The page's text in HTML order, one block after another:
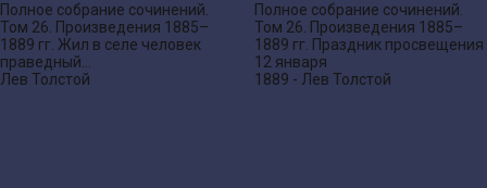
Полное собрание сочинений.
Том 26. Произведения 1885–
1889 гг. Жил в селе человек
праведный…
Лев Толстой
Полное собрание сочинений.
Том 26. Произведения 1885–
1889 гг. Праздник просвещения
12 января
1889 - Лев Толстой